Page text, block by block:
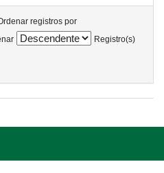
registros por
Registro(s)